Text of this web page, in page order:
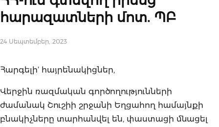
հարազատների մոտ. ՊԲ
24 Սեպտեմբեր, 2023
Հարգելի’ հայրենակիցներ,
Վերջին ռազմական գործողությունների
ժամանակ Շուշիի շրջանի Եղցահող համայնքի
բնակիչները տարհանվել են, փաստացի մնացել